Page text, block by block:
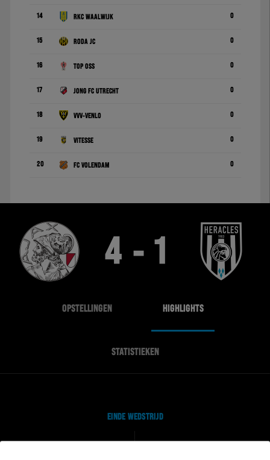
14 RKC Waalwijk 0
15 Roda JC 0
16 TOP Oss 0
17 Jong FC Utrecht 0
18 VVV-Venlo 0
19 Vitesse 0
20 FC Volendam 0
4 - 1
OPSTELLINGEN HIGHLIGHTS
STATISTIEKEN
EINDE WEDSTRIJD